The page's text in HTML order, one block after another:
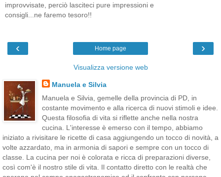
improvvisate, perciò lasciteci pure impressioni e
consigli...ne faremo tesoro!!
‹ ›
Home page
Visualizza versione web
Manuela e Silvia
Manuela e Silvia, gemelle della provincia di PD, in
costante movimento e alla ricerca di nuovi stimoli e idee.
Questa filosofia di vita si riflette anche nella nostra
cucina. L'interesse è emerso con il tempo, abbiamo
iniziato a rivisitare le ricette di casa aggiungendo un tocco di novità, a
volte azzardato, ma in armonia di sapori e sempre con un tocco di
classe. La cucina per noi è colorata e ricca di preparazioni diverse,
così com'è il nostro stile di vita. Il contatto diretto con le realtà che